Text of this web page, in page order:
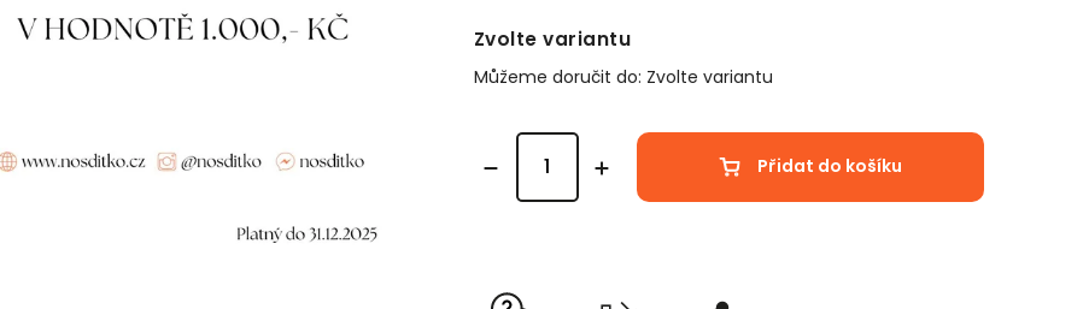
Zvolte variantu
Můžeme doručit do: Zvolte variantu
Přidat do košíku